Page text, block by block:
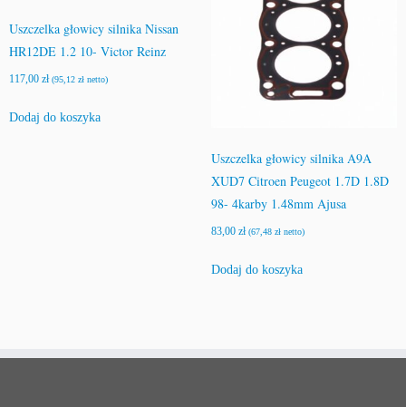
Uszczelka głowicy silnika Nissan
HR12DE 1.2 10- Victor Reinz
117,00 zł (95,12 zł netto)
Dodaj do koszyka
Uszczelka głowicy silnika A9A
XUD7 Citroen Peugeot 1.7D 1.8D
98- 4karby 1.48mm Ajusa
83,00 zł (67,48 złnetto)
Dodaj do koszyka